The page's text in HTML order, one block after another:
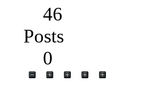
46
Posts
0